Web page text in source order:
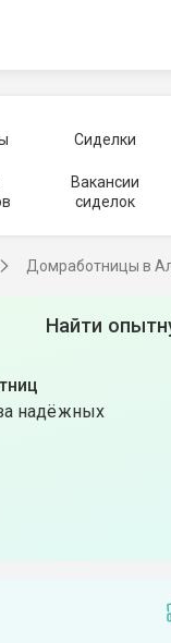
Сиделки
Вакансии
сиделок
Домработницы в
Найти
надёжных